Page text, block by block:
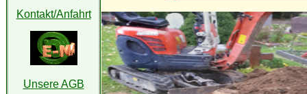
Kontakt/Anfahrt
Unsere AGB